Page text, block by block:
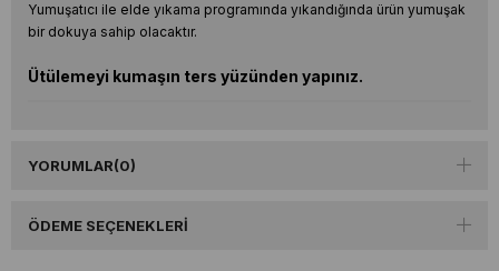
Yumuşatıcı ile elde yıkama programında yıkandığında ürün yumuşak
bir dokuya sahip olacaktır.
Ütülemeyi kumaşın ters yüzünden yapınız.
YORUMLAR(0)
ÖDEME SEÇENEKLERI